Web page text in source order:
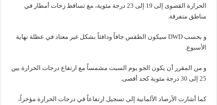
الحرارة القصوى إلى 19 إلى 23 درجة مئوية، مع تساقط زخات أمطار في
مناطق متفرقة.
و بحسب DWD سيكون الطقس جافاً ودافئاً بشكل غير معتاد في عطلة نهاية
الأسبوع.
و من المقرر أن يكون الجو يوم السبت مشمساً مع ارتفاع درجات الحرارة بين
25 إلى 30 درجة مئوية كحد أقصى.
كما أشارت الأرصاد الألمانية إلى تسجيل ارتفاعاً في درجات الحرارة مؤخراً،